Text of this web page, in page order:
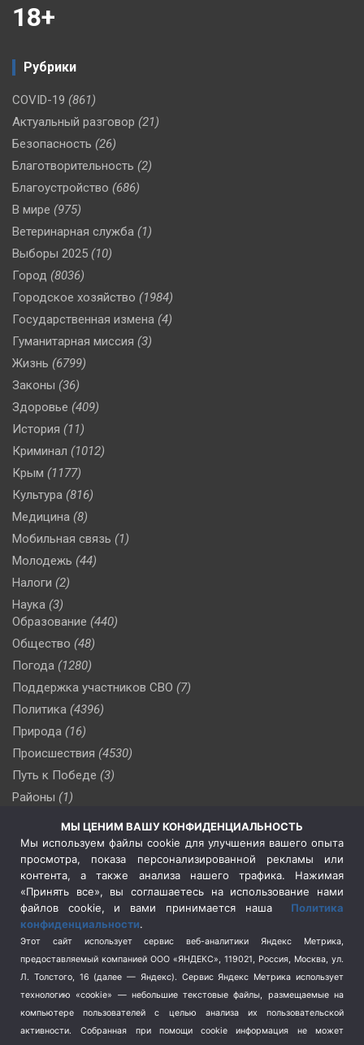
18+
Рубрики
COVID-19 (861)
Актуальный разговор (21)
Безопасность (26)
Благотворительность (2)
Благоустройство (686)
В мире (975)
Ветеринарная служба (1)
Выборы 2025 (10)
Город (8036)
Городское хозяйство (1984)
Государственная измена (4)
Гуманитарная миссия (3)
Жизнь (6799)
Законы (36)
Здоровье (409)
История (11)
Криминал (1012)
Крым (1177)
Культура (816)
Медицина (8)
Мобильная связь (1)
Молодежь (44)
Налоги (2)
Наука (3)
Образование (440)
Общество (48)
Погода (1280)
Поддержка участников СВО (7)
Политика (4396)
Природа (16)
Происшествия (4530)
Путь к Победе (3)
Районы (1)
(510)
Сельское хозяйство (3)
Социальная политика
(3)
Спецоперация в Украине
Спецоперация на Украине
(404)
Спорт (740)
Терроризм (1)
Транспорт (262)
Туризм (178)
Флот (76)
МЫ ЦЕНИМ ВАШУ КОНФИДЕНЦИАЛЬНОСТЬ
Мы используем файлы cookie для улучшения вашего опыта
просмотра, показа персонализированной рекламы или
контента, а также анализа нашего трафика. Нажимая
«Принять все», вы соглашаетесь на использование нами
файлов cookie, и вами принимается наша Политика
конфиденциальности.
Этот сайт использует сервис веб-аналитики Яндекс Метрика,
предоставляемый компанией ООО «ЯНДЕКС», 119021, Россия, Москва, ул.
Л. Толстого, 16 (далее — Яндекс). Сервис Яндекс Метрика использует
технологию «cookie» — небольшие текстовые файлы, размещаемые на
компьютере пользователей с целью анализа их пользовательской
активности.
Собранная при помощи cookie информация не может